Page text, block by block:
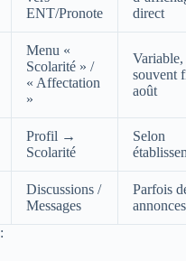
ENT/Pronote
direct
Menu «
Scolarité » /
« Affectation
»
Variable,
souvent
août
Profil →
Scolarité
Selon
Discussions /
Messages
Parfois
annonces